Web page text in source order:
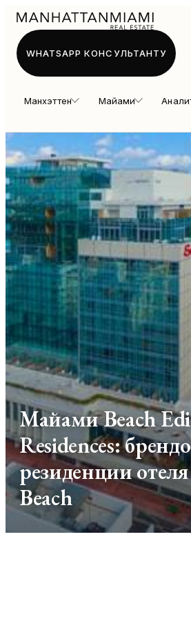
Манхэттен Майами
WHATSAPP КОНСУЛЬТАНТУ
Майами Beach
Residences:
резиденции
Beach